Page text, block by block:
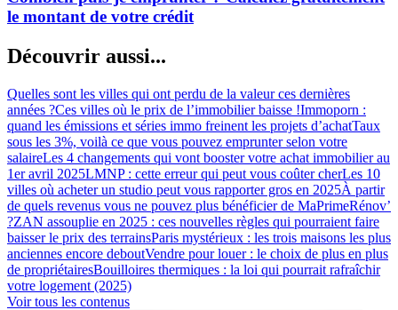
le montant de votre crédit
Découvrir aussi...
Quelles sont les villes qui ont perdu de la valeur ces dernières
années ?Ces villes où le prix de l’immobilier baisse !Immoporn :
quand les émissions et séries immo freinent les projets d’achatTaux
sous les 3%, voilà ce que vous pouvez emprunter selon votre
salaireLes 4 changements qui vont booster votre achat immobilier au
1er avril 2025LMNP : cette erreur qui peut vous coûter cherLes 10
villes où acheter un studio peut vous rapporter gros en 2025À partir
de quels revenus vous ne pouvez plus bénéficier de MaPrimeRénov’
?ZAN assouplie en 2025 : ces nouvelles règles qui pourraient faire
baisser le prix des terrainsParis mystérieux : les trois maisons les plus
anciennes encore deboutVendre pour louer : le choix de plus en plus
de propriétairesBouilloires thermiques : la loi qui pourrait rafraîchir
votre logement (2025)
Voir tous les contenus